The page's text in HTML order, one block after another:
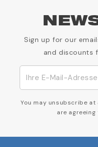
Sign up for our
and discounts
You may unsubscribe
are